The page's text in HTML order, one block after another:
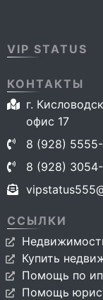
VIP STATUS
КОНТАКТЫ
г.
офис 17
8 (928)
8 (928) 3054-
ССЫЛКИ
Купить
Помощь по
Помощь